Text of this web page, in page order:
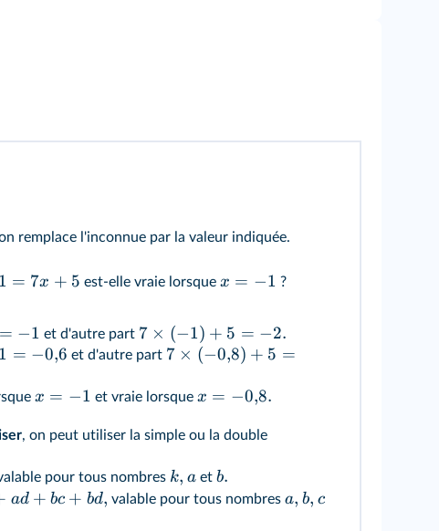
remplace l'inconnue par la valeur indiquée.
1 = 7x + 5 est-elle vraie lorsque x = −1 ?
= −1 et d'autre part 7 × (−1) + 5 = −2.
1 = −0,6 et d'autre part 7 × (−0,8) + 5 =
x = −1 et vraie lorsque x = −0,8.
, on peut utiliser la simple ou la double
pour tous nombres k, a etb.
ad + bc + bd, valable pour tous nombres a, b, c